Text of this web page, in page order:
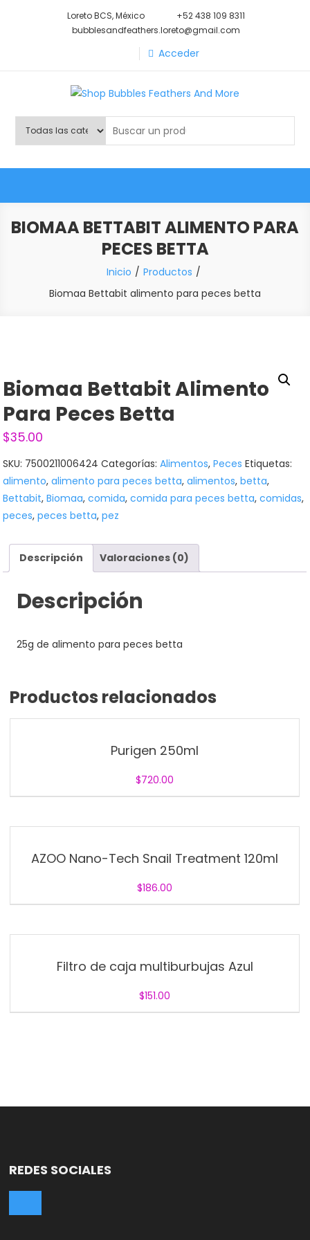
Loreto BCS, México
+52 438 109 8311
bubblesandfeathers.loreto@gmail.com
Acceder
Shop Bubbles Feathers And
More
BIOMAA BETTABIT ALIMENTO PARA
PECES BETTA
Inicio
Productos
Biomaa Bettabit alimento para peces betta
Biomaa Bettabit Alimento
Para Peces Betta
$35.00
SKU: 7500211006424 Categorías:Alimentos,Peces Etiquetas:
alimento,alimento para peces betta,alimentos,betta,
Bettabit,Biomaa,comida,comida para peces betta,comidas,
peces,peces betta,pez
Descripción Valoraciones (0)
Descripción
25g de alimento para peces betta
Productos relacionados
Purigen 250ml
$720.00
AZOO Nano-Tech Snail Treatment 120ml
$186.00
Filtro de caja multiburbujas Azul
$151.00
REDES SOCIALES